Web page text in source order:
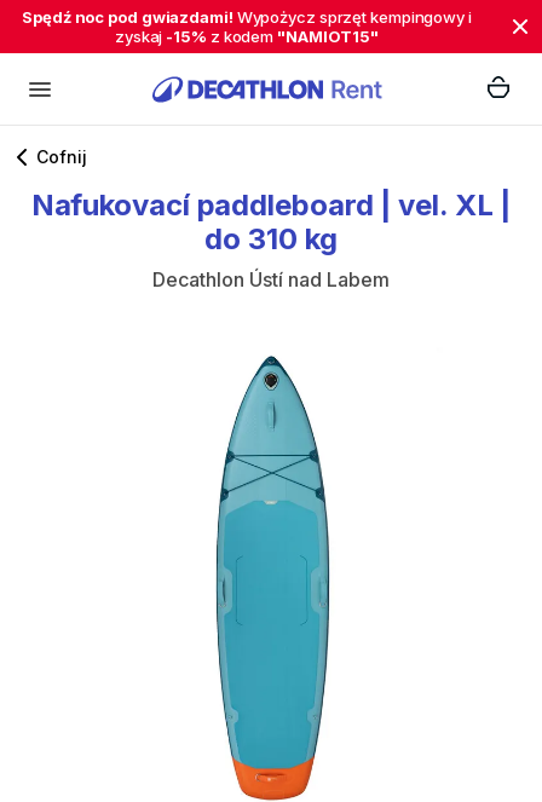
Spędź noc pod gwiazdami! Wypożycz sprzęt kempingowy i
zyskaj -15% z kodem "NAMIOT15"
Cofnij
Nafukovací paddleboard vel. XL
do 310 kg
Decathlon Ústí nad Labem